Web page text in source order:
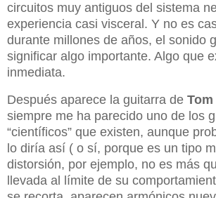
circuitos muy antiguos del sistema
experiencia casi visceral. Y no es
durante millones de años, el sonido
significar algo importante. Algo que
inmediata.
Después aparece la guitarra de
siempre me ha parecido uno de los
“científicos” que existen, aunque
lo diría así ( o sí, porque es un tipo
distorsión, por ejemplo, no es más
llevada al límite de su